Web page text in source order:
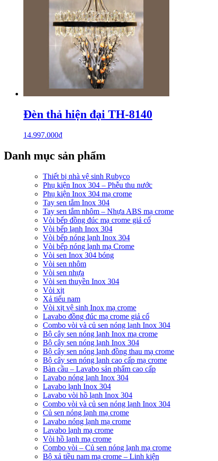
Đèn thả hiện đại TH-8140
14.997.000₫
Danh mục sản phẩm
Thiết bị nhà vệ sinh Rubyco
Phụ kiện Inox 304 – Phễu thu nước
Phụ kiện Inox 304 mạ crome
Tay sen tắm Inox 304
Tay sen tắm nhôm – Nhựa ABS mạ crome
Vòi bếp đồng đúc mạ crome giả cổ
Vòi bếp lạnh Inox 304
Vòi bếp nóng lạnh Inox 304
Vòi bếp nóng lạnh mạ Crome
Vòi sen Inox 304 bóng
Vòi sen nhôm
Vòi sen nhựa
Vòi sen thuyền Inox 304
Vòi xịt
Xả tiểu nam
Vòi xịt vệ sinh Inox mạ crome
Lavabo đồng đúc mạ crome giả cổ
Combo vòi và củ sen nóng lạnh Inox 304
Bộ cây sen nóng lạnh Inox mạ crome
Bộ cây sen nóng lạnh Inox 304
Bộ cây sen nóng lạnh đồng thau mạ crome
Bộ cây sen nóng lạnh cao cấp mạ crome
Bàn cầu – Lavabo sản phẩm cao cấp
Lavabo nóng lạnh Inox 304
Lavabo lạnh Inox 304
Lavabo vòi hồ lạnh Inox 304
Combo vòi và củ sen nóng lạnh Inox 304
Củ sen nóng lạnh mạ crome
Lavabo nóng lạnh mạ crome
Lavabo lạnh mạ crome
Vòi hồ lạnh mạ crome
Combo vòi – Củ sen nóng lạnh mạ crome
Bộ xả tiều nam mạ crome – Linh kiện